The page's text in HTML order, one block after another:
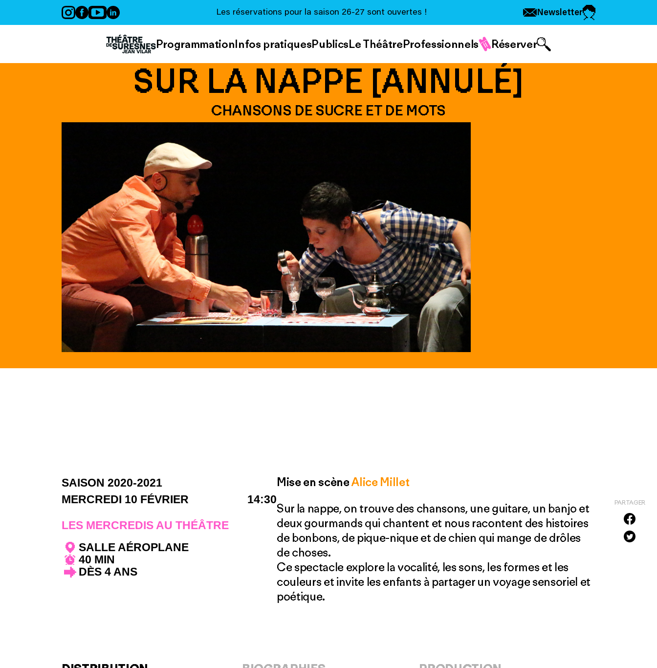
Les réservations pour la saison 26-27 sont ouvertes ! Newsletter
ProgrammationInfos pratiquesPublicsLe ThéâtreProfessionnels Réserver
SUR LA NAPPE [ANNULÉ]
CHANSONS DE SUCRE ET DE MOTS
PARTAGER
SAISON 2020-2021
MERCREDI 10 FÉVRIER
14:30
LES MERCREDIS AU THÉÂTRE
SALLE AÉROPLANE
40 MIN
DÈS 4 ANS
Mise en scèneAlice Millet
Sur la nappe, on trouve des chansons, une guitare, un banjo et
deux gourmands qui chantent et nous racontent des histoires
de bonbons, de pique-nique et de chien qui mange de drôles
de choses.
Ce spectacle explore la vocalité, les sons, les formes et les
couleurs et invite les enfants à partager un voyage sensoriel et
poétique.
Panneau de gestion des cookies